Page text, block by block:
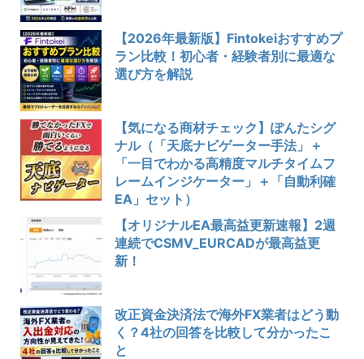
【2026年最新版】Fintokeiおすすめプ
ラン比較！初心者・経験者別に最適な
選び方を解説
【気になる商材チェック】ぽんたシグ
ナル（「天底ナビゲーター手法」＋
「一目でわかる高精度マルチタイムフ
レームインジケーター」＋「自動利確
EA」セット）
【オリジナルEA最高益更新速報】2週
連続でCSMV_EURCADが最高益更
新！
改正資金決済法で海外FX業者はどう動
く？4社の回答を比較して分かったこ
と